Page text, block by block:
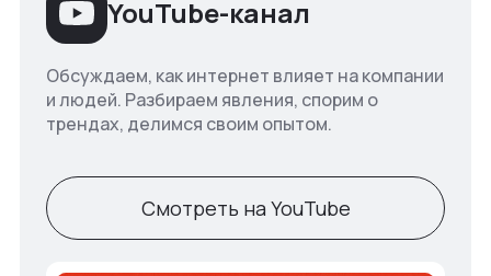
YouTube-канал
Обсуждаем, как интернет влияет на компании
и людей. Разбираем явления, спорим о
трендах, делимся своим опытом.
Смотреть на YouTube